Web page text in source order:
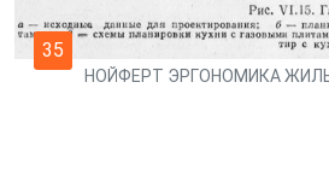
35
НОЙФЕРТ ЭРГОНОМИКА